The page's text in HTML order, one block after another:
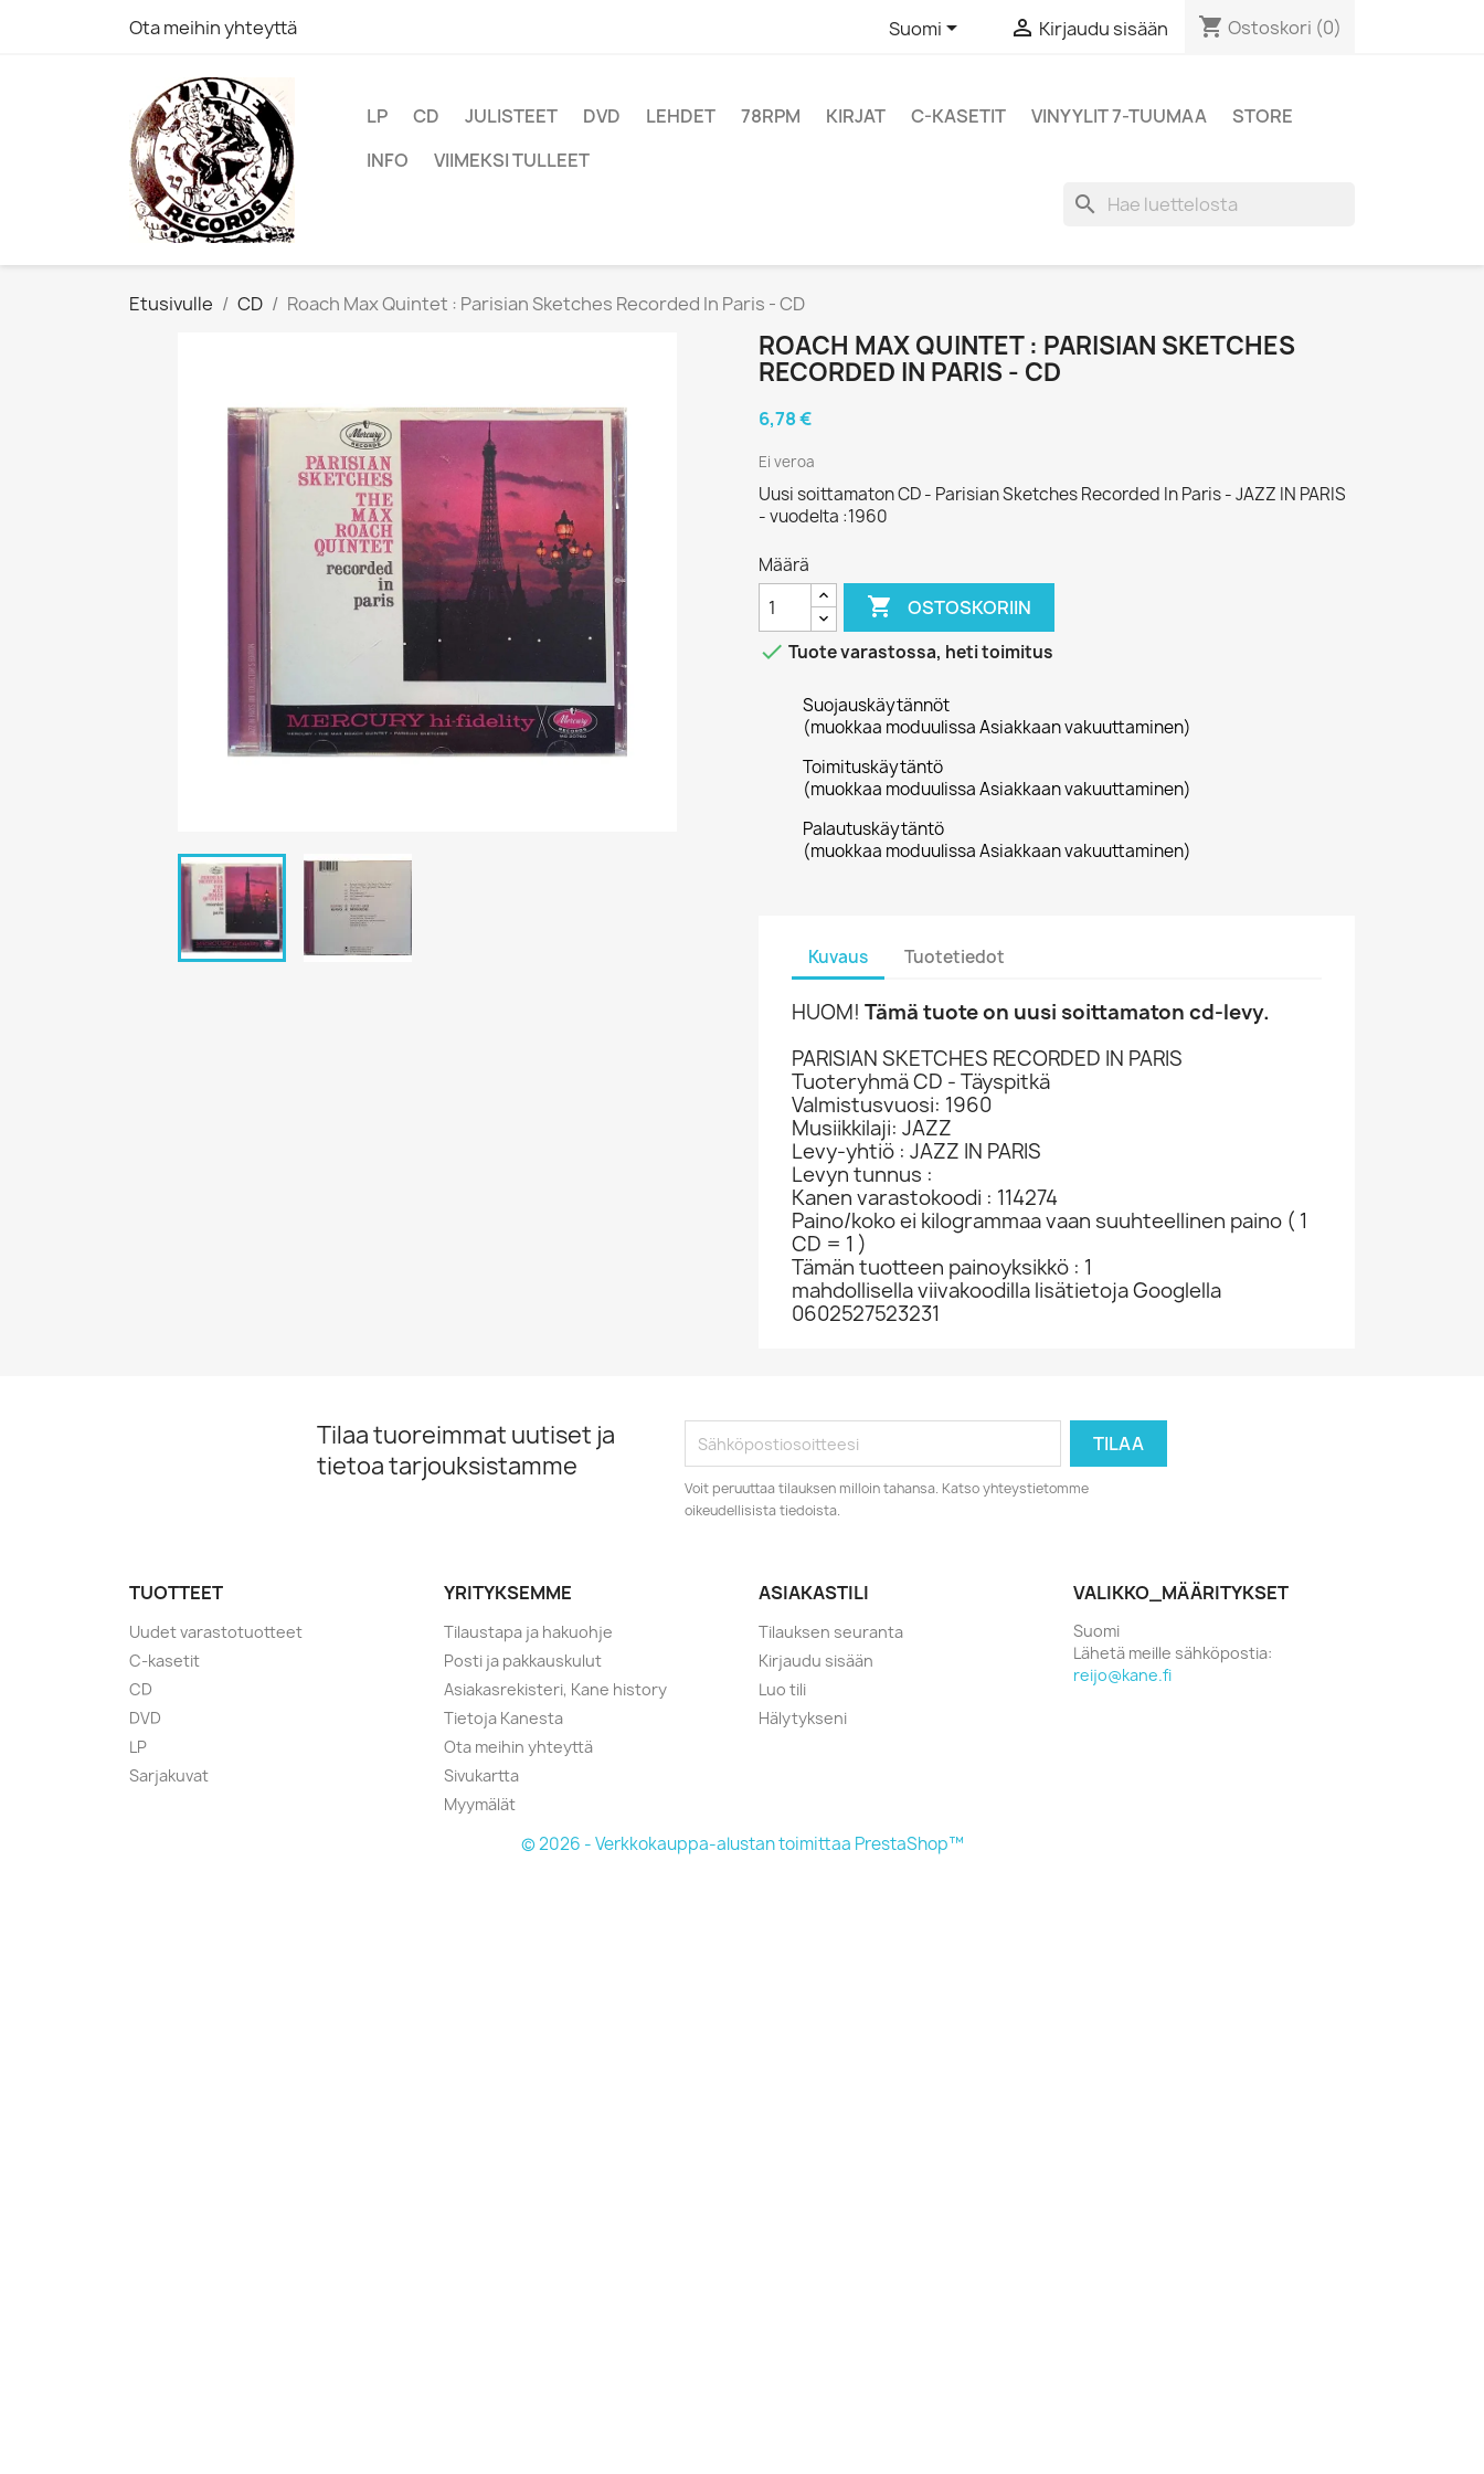
Ota meihin yhteyttä Suomi  Kirjaudu sisään shopping_cart Ostoskori (0)
LP CD JULISTEET DVD LEHDET 78RPM KIRJAT C-KASETIT VINYYLIT 7-TUUMAA
STORE
INFO
VIIMEKSI TULLEET
search
Etusivulle CD Roach Max Quintet : Parisian Sketches Recorded In Paris - CD
ROACH MAX QUINTET : PARISIAN SKETCHES
RECORDED IN PARIS - CD
6,78 €
Ei veroa
Uusi soittamaton CD - Parisian Sketches Recorded In Paris - JAZZ IN PARIS
- vuodelta :1960
Määrä
 OSTOSKORIIN
 Tuote varastossa, heti toimitus
Suojauskäytännöt
(muokkaa moduulissa Asiakkaan vakuuttaminen)
Toimituskäytäntö
(muokkaa moduulissa Asiakkaan vakuuttaminen)
Palautuskäytäntö
(muokkaa moduulissa Asiakkaan vakuuttaminen)
Kuvaus Tuotetiedot
HUOM! Tämä tuote on uusi soittamaton cd-levy.
PARISIAN SKETCHES RECORDED IN PARIS
Tuoteryhmä CD - Täyspitkä
Valmistusvuosi: 1960
Musiikkilaji: JAZZ
Levy-yhtiö : JAZZ IN PARIS
Levyn tunnus :
Kanen varastokoodi : 114274
Paino/koko ei kilogrammaa vaan suuhteellinen paino ( 1
CD = 1 )
Tämän tuotteen painoyksikkö : 1
mahdollisella viivakoodilla lisätietoja Googlella
0602527523231
Tilaa tuoreimmat uutiset ja
tietoa tarjouksistamme
Voit peruuttaa tilauksen milloin tahansa. Katso yhteystietomme
oikeudellisista tiedoista.
TUOTTEET
Uudet varastotuotteet
C-kasetit
CD
DVD
LP
Sarjakuvat
YRITYKSEMME
Tilaustapa ja hakuohje
Posti ja pakkauskulut
Asiakasrekisteri, Kane history
Tietoja Kanesta
Ota meihin yhteyttä
Sivukartta
Myymälät
ASIAKASTILI
Tilauksen seuranta
Kirjaudu sisään
Luo tili
Hälytykseni
VALIKKO_MÄÄRITYKSET
Suomi
Lähetä meille sähköpostia:
reijo@kane.fi
© 2026 - Verkkokauppa-alustan toimittaa PrestaShop™